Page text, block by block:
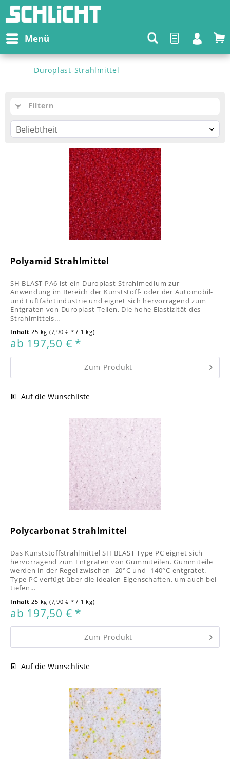
Menü
Duroplast-Strahlmittel
Filtern
Polyamid Strahlmittel
SH BLAST PA6 ist ein Duroplast-Strahlmedium zur
Anwendung im Bereich der Kunststoff- oder der Automobil-
und Luftfahrtindustrie und eignet sich hervorragend zum
Entgraten von Duroplast-Teilen. Die hohe Elastizität des
Strahlmittels...
Inhalt25 kg (7,90 € * / 1 kg)
ab 197,50 € *
Zum Produkt
Auf die Wunschliste
Polycarbonat Strahlmittel
Das Kunststoffstrahlmittel SH BLAST Type PC eignet sich
hervorragend zum Entgraten von Gummiteilen. Gummiteile
werden in der Regel zwischen -20°C und -140°C entgratet.
Type PC verfügt über die idealen Eigenschaften, um auch bei
tiefen...
Inhalt 25 kg (7,90 € * / 1 kg)
ab 197,50 € *
Zum Produkt
Auf die Wunschliste